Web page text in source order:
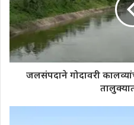
जलसंपदाने गोदावरी